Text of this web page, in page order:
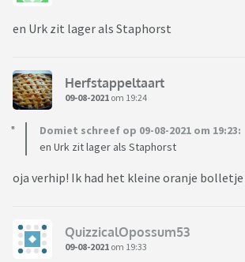
en Urk zit lager als Staphorst
Herfstappeltaart
09-08-2021 om 19:24
Domiet schreef op 09-08-2021 om 19:23:
en Urk zit lager als Staphorst
oja verhip! Ik had het kleine oranje
QuizzicalOpossum53
09-08-2021 om 19:33